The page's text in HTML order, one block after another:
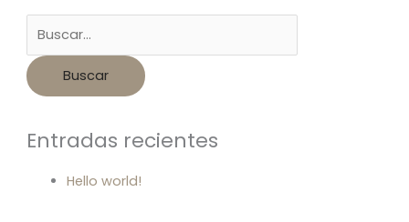
Entradas recientes
Hello world!